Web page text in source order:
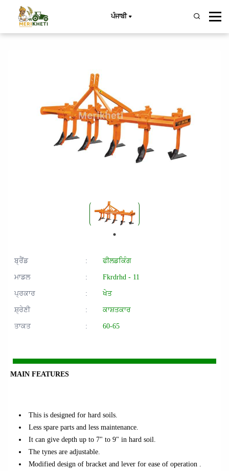
ਪੰਜਾਬੀ
ਬ੍ਰੈਂਡ :
ਫੀਲਡਕਿੰਗ
ਮਾਡਲ
:
Fkrdrhd - 11
ਪ੍ਰਕਾਰ
:
ਖੇਤ
ਸ਼੍ਰੇਣੀ
:
ਕਾਸ਼ਤਕਾਰ
ਤਾਕਤ
: 60-65
MAIN FEATURES
This is designed for hard soils.
Less spare parts and less maintenance.
It can give depth up to 7" to 9" in hard soil.
The tynes are adjustable.
Modified design of bracket and lever for ease of operation .